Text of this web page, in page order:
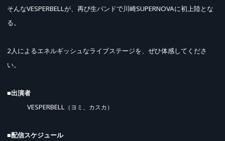
そんなVESPERBELLが、再び生バンドで川崎SUPERNOVAに初上陸とな
る。
2人によるエネルギッシュなライブステージを、ぜひ体感してくださ
い。
■出演者
VESPERBELL （ヨミ、カスカ）
■配信スケジュール